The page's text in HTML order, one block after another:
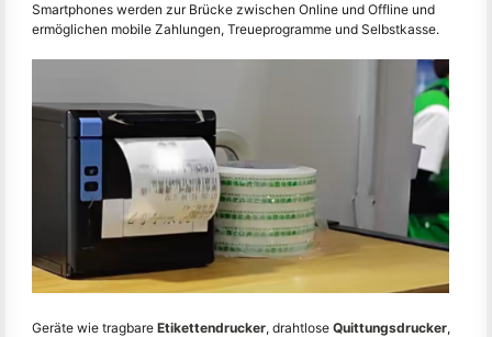
Smartphones werden zur Brücke zwischen Online und Offline und
ermöglichen mobile Zahlungen, Treueprogramme und Selbstkasse.
Geräte wie tragbare Etikettendrucker, drahtlose Quittungsdrucker,